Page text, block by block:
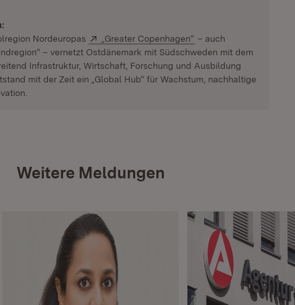
Nordeuropas
Extern:
„Greater Copenhagen“ (Öffnet in neuem Fenster)
– auch
– vernetzt Ostdänemark mit Südschweden mit dem
Infrastruktur, Wirtschaft, Forschung und Ausbildung
mit der Zeit ein „Global Hub“ für Wachstum, nachhaltige
Weitere Meldungen